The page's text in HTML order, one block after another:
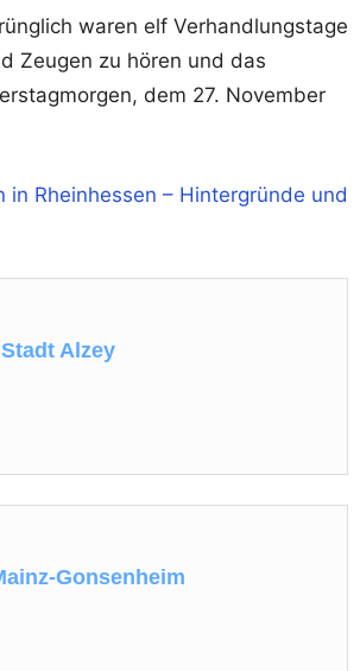
waren elf Verhandlungstage
Zeugen zu hören und das
dem 27. November
Rheinhessen – Hintergründe und
Alzey
Gonsenheim